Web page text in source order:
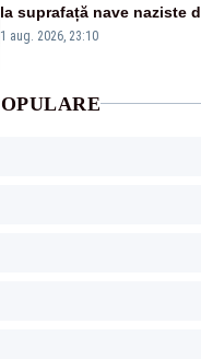
la suprafață nave naziste
război mondial
1 aug. 2026, 23:10